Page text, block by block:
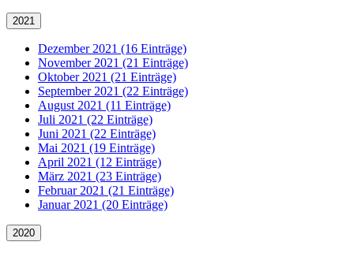
2021
Dezember 2021 (16 Einträge)
November 2021 (21 Einträge)
Oktober 2021 (21 Einträge)
September 2021 (22 Einträge)
August 2021 (11 Einträge)
Juli 2021 (22 Einträge)
Juni 2021 (22 Einträge)
Mai 2021 (19 Einträge)
April 2021 (12 Einträge)
März 2021 (23 Einträge)
Februar 2021 (21 Einträge)
Januar 2021 (20 Einträge)
2020